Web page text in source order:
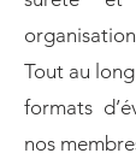
Tout au
formats
nos